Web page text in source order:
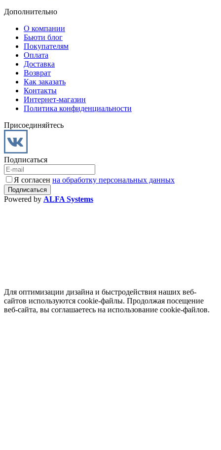
Дополнительно
О компании
Бьюти блог
Покупателям
Оплата
Доставка
Возврат
Как заказать
Контакты
Интернет-магазин
Политика конфиденциальности
Присоединяйтесь
Подписаться
Я согласен на обработку персональных данных
Powered by ALFA Systems
Для оптимизации дизайна и быстродействия наших веб-
сайтов используются cookie-файлы. Продолжая посещение
веб-сайта, вы соглашаетесь на использование cookie-файлов.